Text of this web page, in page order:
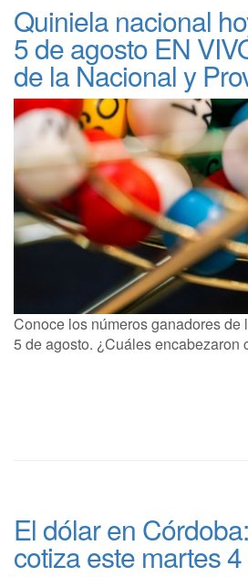
Quiniela nacional
5 de agosto EN
de la Nacional y
Conoce los números ganadores de
5 de agosto. ¿Cuáles encabezaron
El dólar en
cotiza este martes